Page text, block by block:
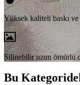
Yüksek kaliteli baskı ve
Silinebilir uzun ömürlü
Bu